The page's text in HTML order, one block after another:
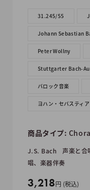
31.245/55
Johann Sebastian
Peter Wollny
Stuttgarter Bach-
バロック音楽
ヨハン・セバスティ
商品タイプ:
J.S. Bach 声楽と合
唱、楽器伴奏
販
3,218円 (税込)